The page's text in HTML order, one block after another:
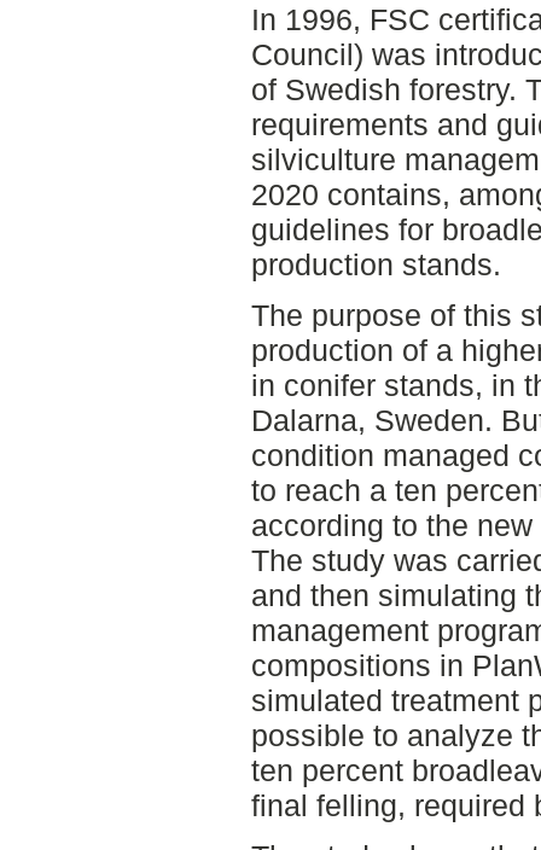
In 1996, FSC
Council) was
of Swedish forestry.
requirements and
silviculture
2020 contains,
guidelines for
production stands.
The purpose of this
production of a
in conifer stands, in
Dalarna, Sweden.
condition managed
to reach a ten
according to the
The study was
and then simulating
management
compositions in
simulated treatment
possible to analyze
ten percent
final felling, required